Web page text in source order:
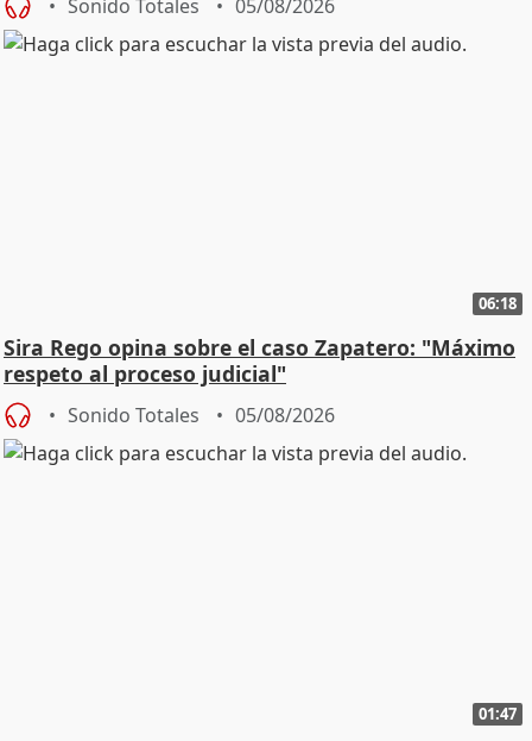
Sonido Totales 05/08/2026
06:18
Sira Rego opina sobre el caso Zapatero: "Máximo
respeto al proceso judicial"
Sonido Totales 05/08/2026
01:47